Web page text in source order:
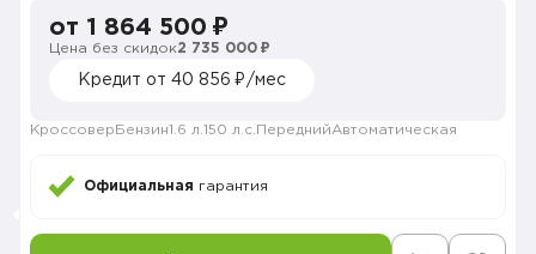
от 1 864 500 ₽
Цена без скидок2 735 000 ₽
Кредит от 40 856 ₽/мес
Кроссовер Бензин1.6 л. 150 л.с. ПереднийАвтоматическая
Официальная гарантия